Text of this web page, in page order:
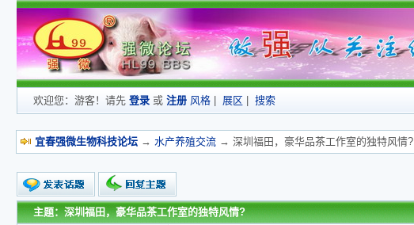
欢迎您：游客！请先 登录 或 注册 风格 展区 搜索
宜春强微生物科技论坛 →水产养殖交流 → 深圳福田，豪华品茶工作室的独特风情?
新的主题
主题：深圳福田，豪华品茶工作室的独特风情?